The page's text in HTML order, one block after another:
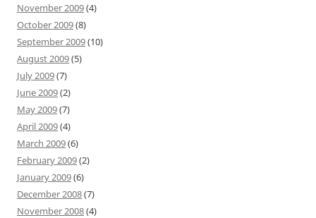
November 2009(4)
October 2009(8)
September 2009(10)
August 2009(5)
July 2009(7)
June 2009(2)
May 2009(7)
April 2009(4)
March 2009(6)
February 2009(2)
January 2009(6)
December 2008(7)
November 2008(4)